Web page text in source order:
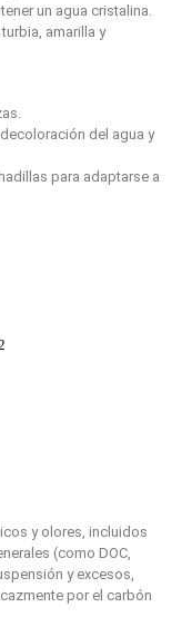
un agua cristalina.
amarilla y
del agua y
para adaptarse a
y olores, incluidos
(como DOC,
y excesos,
por el carbón